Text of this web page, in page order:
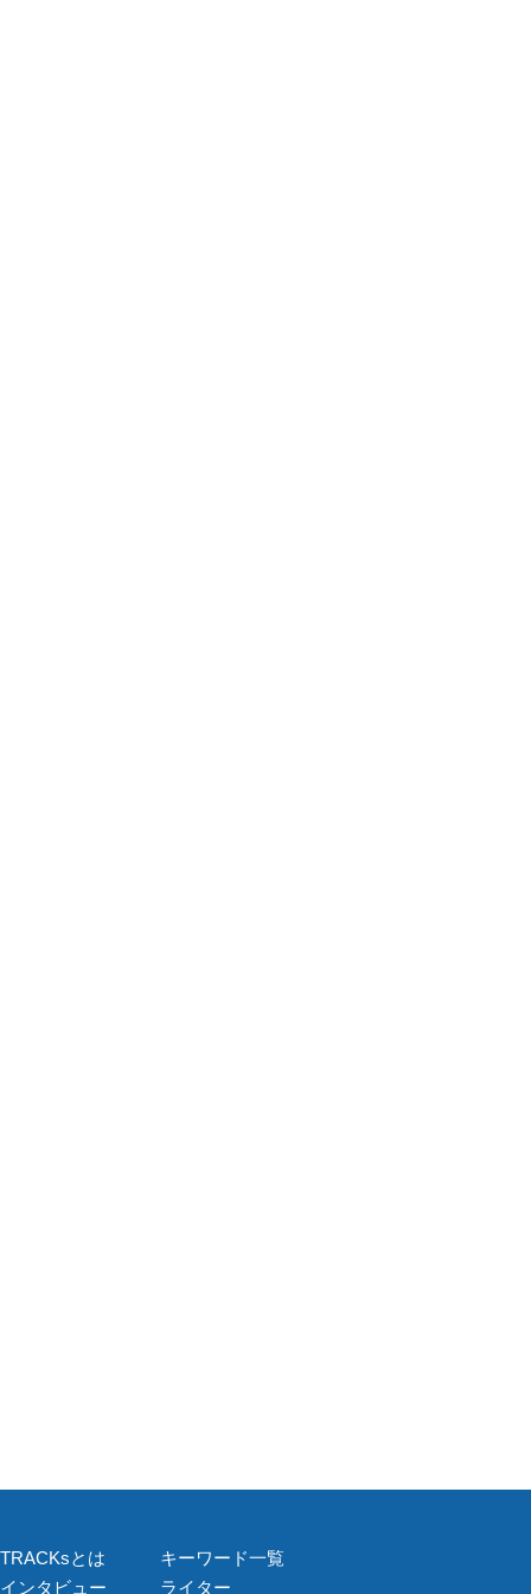
TRACKsとは
インタビュー
キーワード一覧
ライター